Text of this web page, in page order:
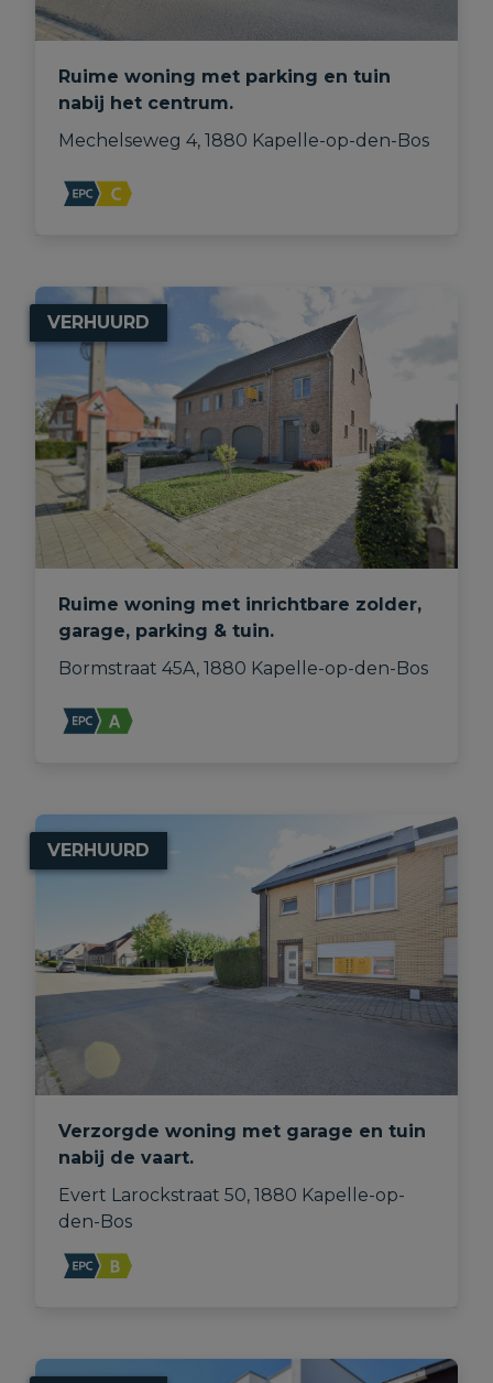
Ruime woning met parking en tuin
nabij het centrum.
Mechelseweg 4, 1880 Kapelle-op-den-Bos
VERHUURD
Ruime woning met inrichtbare zolder,
garage, parking & tuin.
Bormstraat 45A, 1880 Kapelle-op-den-Bos
VERHUURD
Verzorgde woning met garage en tuin
nabij de vaart.
Evert Larockstraat 50, 1880 Kapelle-op-
den-Bos